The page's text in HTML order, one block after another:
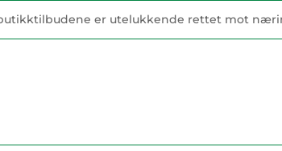
er utelukkende rettet mot